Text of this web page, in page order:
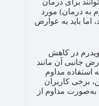
برای درمان
درمان) مورد
اما باید به عوارض
در کاهش
جانبی آن مانند
استفاده مداوم
برخی کاربران
به‌صورت مداوم از